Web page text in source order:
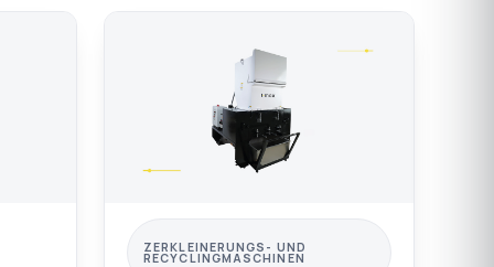
ZERKLEINERUNGS- UND
RECYCLINGMASCHINEN